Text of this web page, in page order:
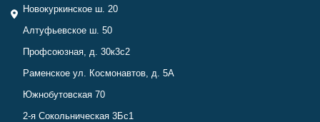
Новокуркинское ш. 20
Алтуфьевское ш. 50
Профсоюзная, д. 30к3с2
Раменское ул. Космонавтов, д. 5А
Южнобутовская 70
2-я Сокольническая 3Бс1